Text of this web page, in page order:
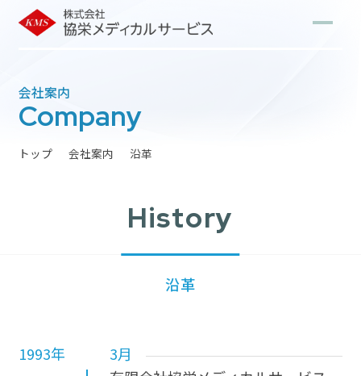
会社案内
Company
トップ 会社案内 沿革
History
沿革
1993年
3月